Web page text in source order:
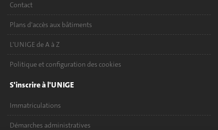
Contact
Plans d'accès aux bâtiments
L'UNIGE de A à Z
Politique et configuration des cookies
S'inscrire à l'UNIGE
Immatriculations
Démarches administratives